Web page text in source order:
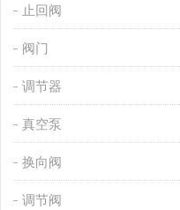
止回阀
阀门
调节器
真空泵
换向阀
调节阀